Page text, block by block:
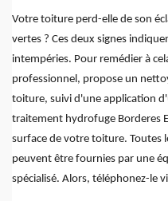
Votre toiture perd-elle de son
vertes ? Ces deux signes
intempéries. Pour remédier à
professionnel, propose un
toiture, suivi d'une application
traitement hydrofuge Borderes
surface de votre toiture. Toutes
peuvent être fournies par une
spécialisé. Alors, téléphonez-le